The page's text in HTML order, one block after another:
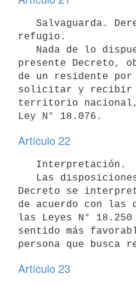
refugio.
presente Decreto,
de un residente
solicitar y recibir
territorio
Artículo 22
Decreto se
de acuerdo con las
las Leyes N°
sentido más
Artículo 23